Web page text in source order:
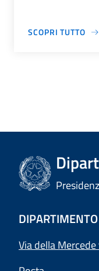
SCOPRI TUTTO
DIPARTIMENTO
Via della